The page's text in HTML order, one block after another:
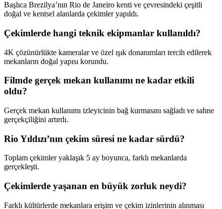
Başlıca Brezilya’nın Rio de Janeiro kenti ve çevresindeki çeşitli
doğal ve kentsel alanlarda çekimler yapıldı.
Çekimlerde hangi teknik ekipmanlar kullanıldı?
4K çözünürlükte kameralar ve özel ışık donanımları tercih edilerek
mekanların doğal yapısı korundu.
Filmde gerçek mekan kullanımı ne kadar etkili
oldu?
Gerçek mekan kullanımı izleyicinin bağ kurmasını sağladı ve sahne
gerçekçiliğini artırdı.
Rio Yıldızı’nın çekim süresi ne kadar sürdü?
Toplam çekimler yaklaşık 5 ay boyunca, farklı mekanlarda
gerçekleşti.
Çekimlerde yaşanan en büyük zorluk neydi?
Farklı kültürlerde mekanlara erişim ve çekim izinlerinin alınması